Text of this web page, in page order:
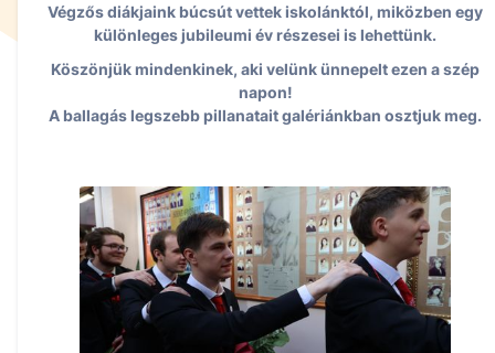
Végzős diákjaink búcsút vettek iskolánktól, miközben egy
különleges jubileumi év részesei is lehettünk.
Köszönjük mindenkinek, aki velünk ünnepelt ezen a szép
napon!
A ballagás legszebb pillanatait galériánkban osztjuk meg.